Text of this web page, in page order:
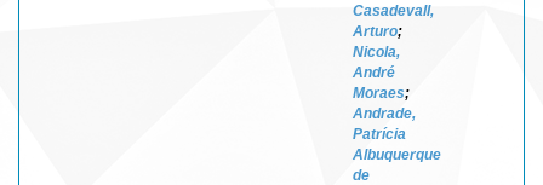
Casadevall,
Arturo;
Nicola,
André
Moraes;
Andrade,
Patrícia
Albuquerque
de